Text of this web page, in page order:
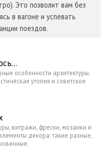
Это позволит вам без
в вагоне и успевать
поездов.
особенности архитектуры.
утопия и советское
витражи, фрески, мозаики и
декора: такие разные,